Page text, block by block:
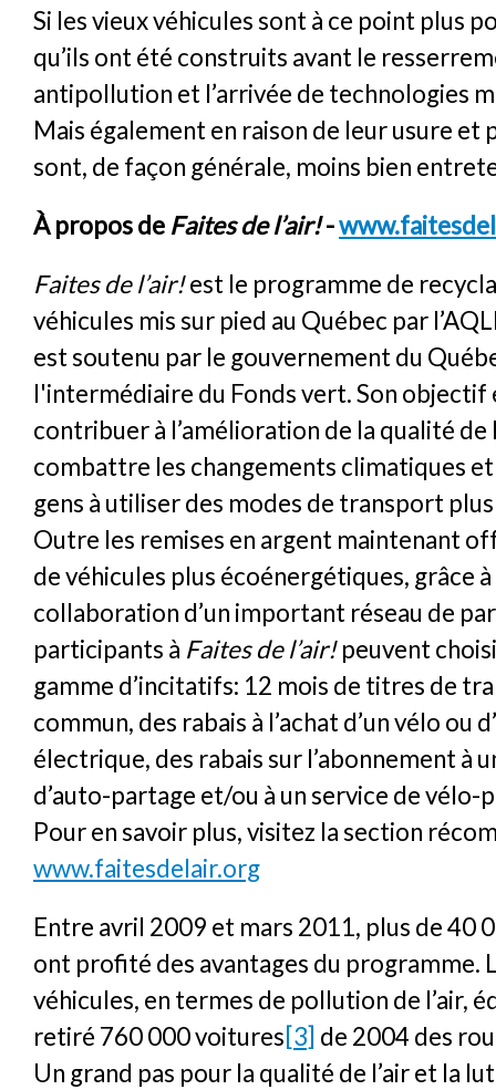
Si les vieux véhicules sont à ce point plus
qu’ils ont été construits avant le
antipollution et l’arrivée de technologies
Mais également en raison de leur usure et
sont, de façon générale, moins bien
À propos de Faites de l’air!-
Faites de l’air!est le programme de
véhicules mis sur pied au Québec par
est soutenu par le gouvernement du
l'intermédiaire du Fonds vert. Son objectif
contribuer à l’amélioration de la qualité de
combattre les changements climatiques et
gens à utiliser des modes de transport
Outre les remises en argent maintenant
de véhicules plus écoénergétiques, grâce à
collaboration d’un important réseau de
participants à Faites de l’air!peuvent
gamme d’incitatifs: 12 mois de titres de
commun, des rabais à l’achat d’un vélo ou
électrique, des rabais sur l’abonnement à
d’auto-partage et/ou à un service de vélo-
Pour en savoir plus, visitez la section
www.faitesdelair.org
Entre avril 2009 et mars 2011, plus de 40
ont profité des avantages du programme.
véhicules, en termes de pollution de l’air,
retiré 760 000 voitures[3] de 2004 des
Un grand pas pour la qualité de l’air et la